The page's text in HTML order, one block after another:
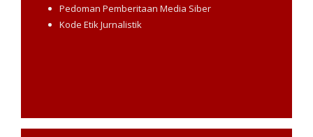
Pedoman Pemberitaan Media Siber
Kode Etik Jurnalistik